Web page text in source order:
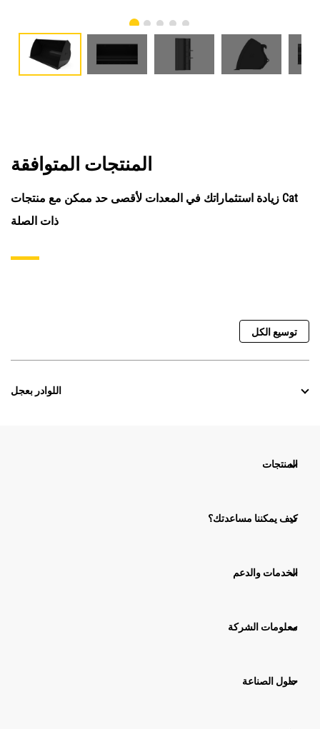
المنتجات المتوافقة
زيادة استثماراتك في المعدات لأقصى حد ممكن مع منتجات Cat
ذات الصلة
توسيع الكل
اللوادر بعجل
المنتجات
كيف يمكننا مساعدتك؟
الخدمات والدعم
معلومات الشركة
حلول الصناعة